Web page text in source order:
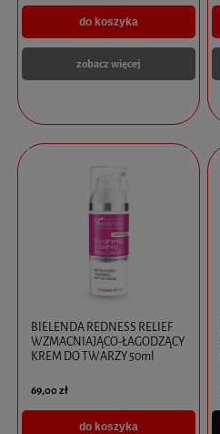
do koszyka
zobacz więcej
BIELENDA REDNESS RELIEF
WZMACNIAJĄCO-ŁAGODZĄCY
KREM DO TWARZY 50ml
69,00 zł
do koszyka